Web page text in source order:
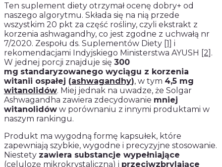
Ten suplement diety otrzymał ocenę dobry+ od
naszego algorytmu. Składa się na nią przede
wszystkim 20 pkt za część rośliny, czyli ekstrakt z
korzenia ashwagandhy, co jest zgodne z uchwałą nr
7/2020. Zespołu ds. Suplementów Diety [1] i
rekomendacjami Indyjskiego Ministerstwa AYUSH [2] .
W jednej porcji znajduje się 300
mg standaryzowanego wyciągu z korzenia
witanii ospałej (ashwagandhy), w tym 4,5 mg
witanolidów. Miej jednak na uwadze, że Solgar
Ashwagandha zawiera zdecydowanie mniej
witanolidów w porównaniu z innymi produktami w
naszym rankingu.
Produkt ma wygodną formę kapsułek, które
zapewniają szybkie, wygodne i precyzyjne stosowanie.
Niestety zawiera substancje wypełniające
(celulozę mikrokrystaliczną) i przeciwzbrylające